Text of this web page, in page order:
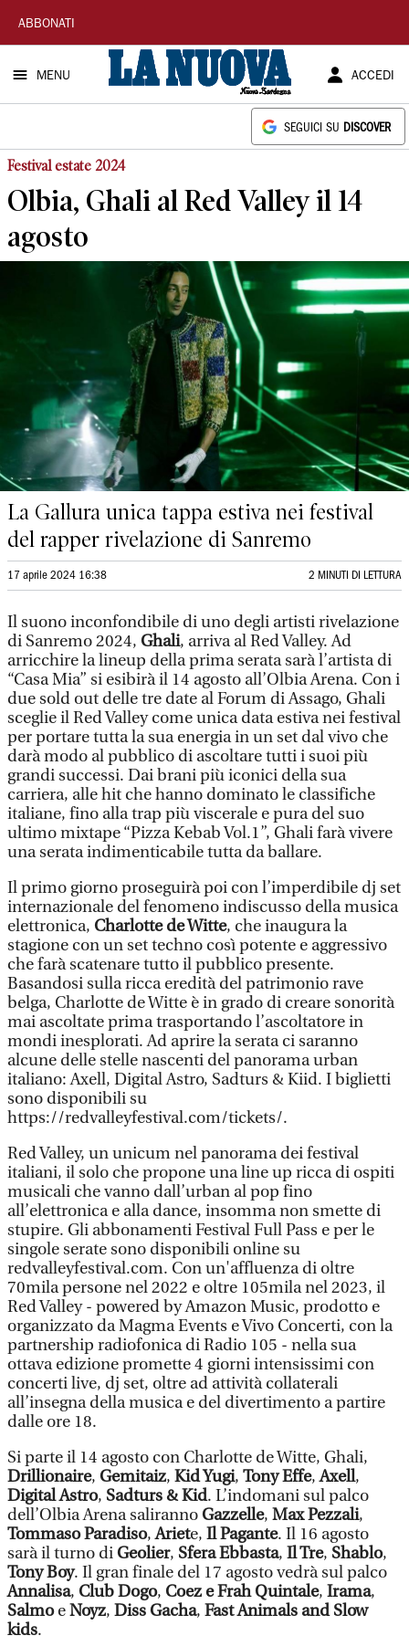
La
Nuova
Sardegna
ABBONATI
MENU ACCEDI
SEGUICI SU DISCOVER
Festival estate 2024
Olbia, Ghali al Red Valley il 14
agosto
La Gallura unica tappa estiva nei festival
del rapper rivelazione di Sanremo
17 aprile 2024 16:38 2 MINUTI DI LETTURA
Il suono inconfondibile di uno degli artisti rivelazione
di Sanremo 2024, Ghali, arriva al Red Valley. Ad
arricchire la lineup della prima serata sarà l’artista di
“Casa Mia” si esibirà il 14 agosto all’Olbia Arena. Con i
due sold out delle tre date al Forum di Assago, Ghali
sceglie il Red Valley come unica data estiva nei festival
per portare tutta la sua energia in un set dal vivo che
darà modo al pubblico di ascoltare tutti i suoi più
grandi successi. Dai brani più iconici della sua
carriera, alle hit che hanno dominato le classifiche
italiane, fino alla trap più viscerale e pura del suo
ultimo mixtape “Pizza Kebab Vol.1”, Ghali farà vivere
una serata indimenticabile tutta da ballare.
Il primo giorno proseguirà poi con l’imperdibile dj set
internazionale del fenomeno indiscusso della musica
elettronica, Charlotte de Witte, che inaugura la
stagione con un set techno così potente e aggressivo
che farà scatenare tutto il pubblico presente.
Basandosi sulla ricca eredità del patrimonio rave
belga, Charlotte de Witte è in grado di creare sonorità
mai ascoltate prima trasportando l’ascoltatore in
mondi inesplorati. Ad aprire la serata ci saranno
alcune delle stelle nascenti del panorama urban
italiano: Axell, Digital Astro, Sadturs & Kiid. I biglietti
sono disponibili su
https://redvalleyfestival.com/tickets/.
Red Valley, un unicum nel panorama dei festival
italiani, il solo che propone una line up ricca di ospiti
musicali che vanno dall’urban al pop fino
all’elettronica e alla dance, insomma non smette di
stupire. Gli abbonamenti Festival Full Pass e per le
singole serate sono disponibili online su
redvalleyfestival.com. Con un'affluenza di oltre
70mila persone nel 2022 e oltre 105mila nel 2023, il
Red Valley - powered by Amazon Music, prodotto e
organizzato da Magma Events e Vivo Concerti, con la
partnership radiofonica di Radio 105 - nella sua
ottava edizione promette 4 giorni intensissimi con
concerti live, dj set, oltre ad attività collaterali
all’insegna della musica e del divertimento a partire
dalle ore 18.
Si parte il 14 agosto con Charlotte de Witte, Ghali,
Drillionaire, Gemitaiz, Kid Yugi, Tony Effe,Axell,
Digital Astro, Sadturs & Kid. L’indomani sul palco
dell’Olbia Arena salirannoGazzelle, Max Pezzali,
Tommaso Paradiso,Ariete, Il Pagante. Il 16 agosto
sarà il turno diGeolier, Sfera Ebbasta, Il Tre, Shablo,
Tony Boy. Il gran finale del 17 agosto vedrà sul palco
Annalisa, Club Dogo, Coez e Frah Quintale, Irama,
SalmoeNoyz, Diss Gacha, Fast Animals and Slow
kids.